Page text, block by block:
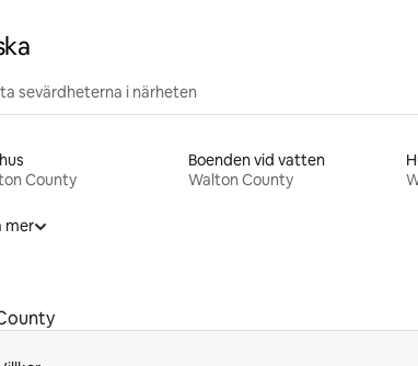
sevärdheterna i närheten
County
Boenden vid vatten
Walton County
mer